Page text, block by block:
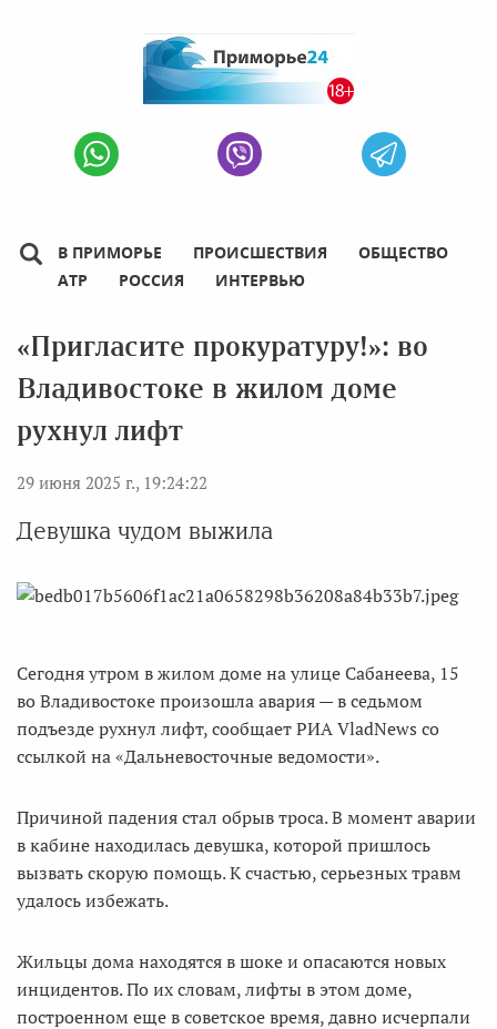
В ПРИМОРЬЕ ПРОИСШЕСТВИЯ
ОБЩЕСТВО
АТР
РОССИЯ ИНТЕРВЬЮ
«Пригласите прокуратуру!»: во
Владивостоке в жилом доме
рухнул лифт
29 июня 2025 г., 19:24:22
Девушка чудом выжила
Сегодня утром в жилом доме на улице Сабанеева, 15
во Владивостоке произошла авария — в седьмом
подъезде рухнул лифт, сообщает РИА VladNews со
ссылкой на «Дальневосточные ведомости».
Причиной падения стал обрыв троса. В момент аварии
в кабине находилась девушка, которой пришлось
вызвать скорую помощь. К счастью, серьезных травм
удалось избежать.
Жильцы дома находятся в шоке и опасаются новых
инцидентов. По их словам, лифты в этом доме,
построенном еще в советское время, давно исчерпали